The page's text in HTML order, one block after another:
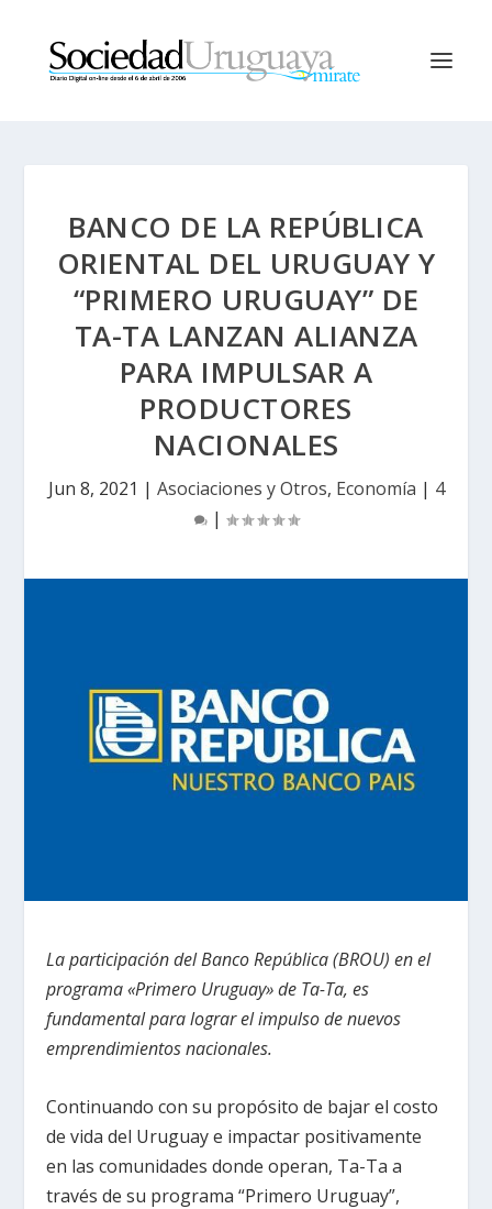
BANCO DE LA REPÚBLICA
ORIENTAL DEL URUGUAY Y
“PRIMERO URUGUAY” DE
TA-TA LANZAN ALIANZA
PARA IMPULSAR A
PRODUCTORES
NACIONALES
Jun 8, 2021 | Asociaciones y Otros, Economía | 4
|
La participación del Banco República (BROU) en el
programa «Primero Uruguay» de Ta-Ta, es
fundamental para lograr el impulso de nuevos
emprendimientos nacionales.
Continuando con su propósito de bajar el costo
de vida del Uruguay e impactar positivamente
en las comunidades donde operan, Ta-Ta a
través de su programa “Primero Uruguay”,